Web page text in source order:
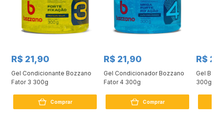
R$ 21,90
Gel Condicionante Bozzano
Fator 3 300g
Comprar
R$ 21,90
Gel Condicionador Bozzano
Fator 4 300g
Comprar
R$
Gel
300g